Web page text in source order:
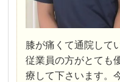
膝が痛くて通院して
従業員の方がとても
療して下さいます。